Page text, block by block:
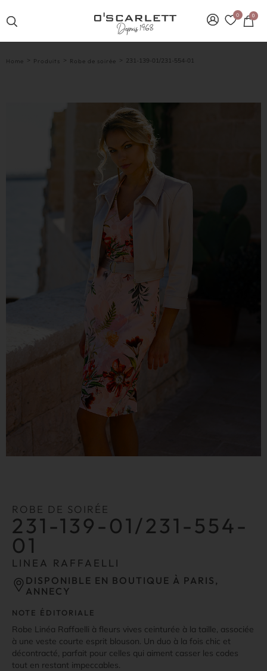
0 0
Home > Produits > Robe de soirée > 231-139-01/231-554-01
ROBE DE SOIRÉE
231-139-01/231-554-
01
LINEA RAFFAELLI
DISPONIBLE EN BOUTIQUE À PARIS,
ANNECY
NOTE ÉDITORIALE
Robe Linéa Raffaelli à fleurs vives ceinturée à la taille, associée
à une veste courte esprit blouson. Un duo à la fois chic et
décontracté, parfait pour celles qui aiment casser les codes
tout en restant impeccables.